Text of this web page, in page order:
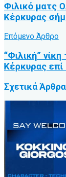
Φιλικό ματς
Κέρκυρας
Επόμενο Άρθρο
“Φιλική”
Κέρκυρας
ΣχετικάΆρθρα